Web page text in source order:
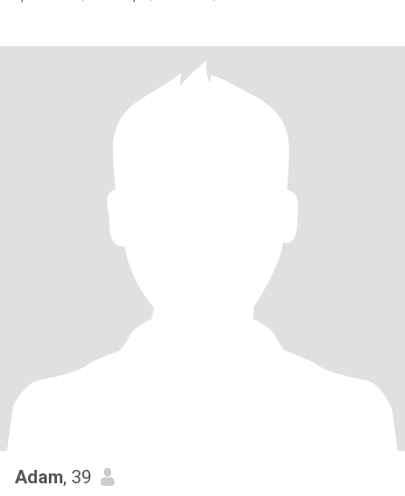
Adam, 39